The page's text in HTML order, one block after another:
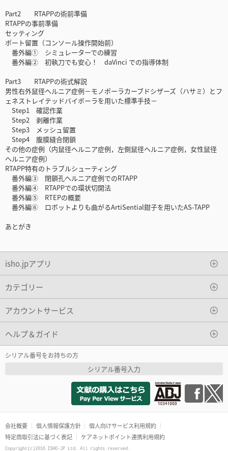
Part2 RTAPPの術前準備
RTAPPの事前準備
セッティング
ポート留置（コンソール操作開始前）
番外編① シミュレーターでの練習
番外編② 初執刀でも安心！ daVinci での指導体制
Part3 RTAPPの術式解説
男性右外鼠径ヘルニア症例－モノポーラカーブドシザーズ（ハサミ）とフ
ェネストレイテッドバイポーラを用いた標準手技－
Step1 確認作業
Step2 剥離作業
Step3 メッシュ留置
Step4 腹膜縫合閉鎖
その他の症例（内鼠径ヘルニア症例，左側鼠径ヘルニア症例，女性鼠径
ヘルニア症例）
RTAPP特有のトラブルシューティング
番外編③ 閉鎖孔ヘルニア症例でのRTAPP
番外編④ RTAPPでの環状切開法
番外編⑤ RTEPの概要
番外編⑥ ロボットよりも曲がるArtiSential鉗子を用いたAS-TAPP
あとがき
isho.jpアプリ
カテゴリー
アカウントサービス
ヘルプ＆ガイド
シリアル番号をお持ちの方
シリアル番号入力
会社概要 個人情報保護方針
個人向けサービス利用規約
特定商取引法に基づく表記
ケアネットポイント連携利用規約
Copyright(c)2016 ISHO-JP Ltd. All rights reserved.